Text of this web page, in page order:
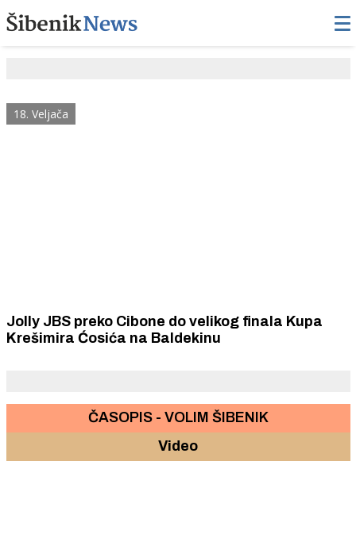
18. Veljača
Jolly JBS preko Cibone do velikog finala Kupa
Krešimira Ćosića na Baldekinu
ČASOPIS - VOLIM ŠIBENIK
Video